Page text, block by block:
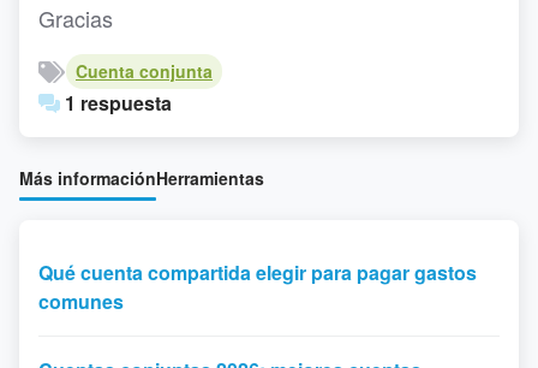
Gracias
Cuenta conjunta
1 respuesta
Más informaciónHerramientas
Qué cuenta compartida elegir para pagar gastos
comunes